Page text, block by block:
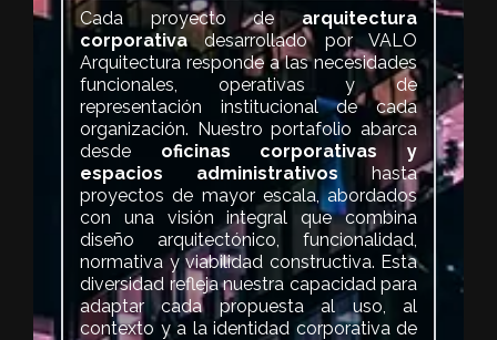
Corporativa
Cada proyecto dearquitectura
corporativa
desarrollado por VALO
Arquitectura responde a las necesidades
funcionales, operativas y de
representación institucional de cada
organización. Nuestro portafolio abarca
desdeoficinas corporativas y
espacios administrativoshasta
proyectos de mayor escala, abordados
con una visión integral que combina
diseño arquitectónico, funcionalidad,
normativa y viabilidad constructiva. Esta
diversidad refleja nuestra capacidad para